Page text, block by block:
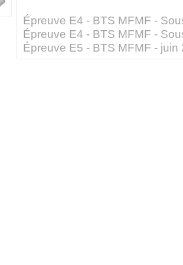
Épreuve E4 - BTS MFMF -
Épreuve E4 - BTS MFMF -
Épreuve E5 - BTS MFMF - juin